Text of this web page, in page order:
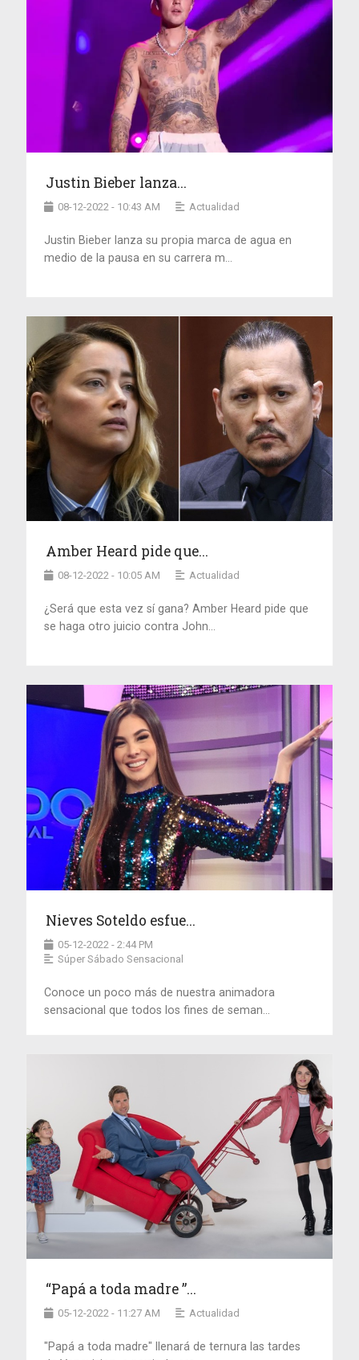
Justin Bieber lanza...
08-12-2022 - 10:43 AM Actualidad
Justin Bieber lanza su propia marca de agua en
medio de la pausa en su carrera m...
Amber Heard pide que...
08-12-2022 - 10:05 AM Actualidad
¿Será que esta vez sí gana? Amber Heard pide que
se haga otro juicio contra John...
Nieves Soteldo esfue...
05-12-2022 - 2:44 PM
Súper Sábado Sensacional
Conoce un poco más de nuestra animadora
sensacional que todos los fines de seman...
“Papá a toda madre ”...
05-12-2022 - 11:27 AM Actualidad
"Papá a toda madre" llenará de ternura las tardes